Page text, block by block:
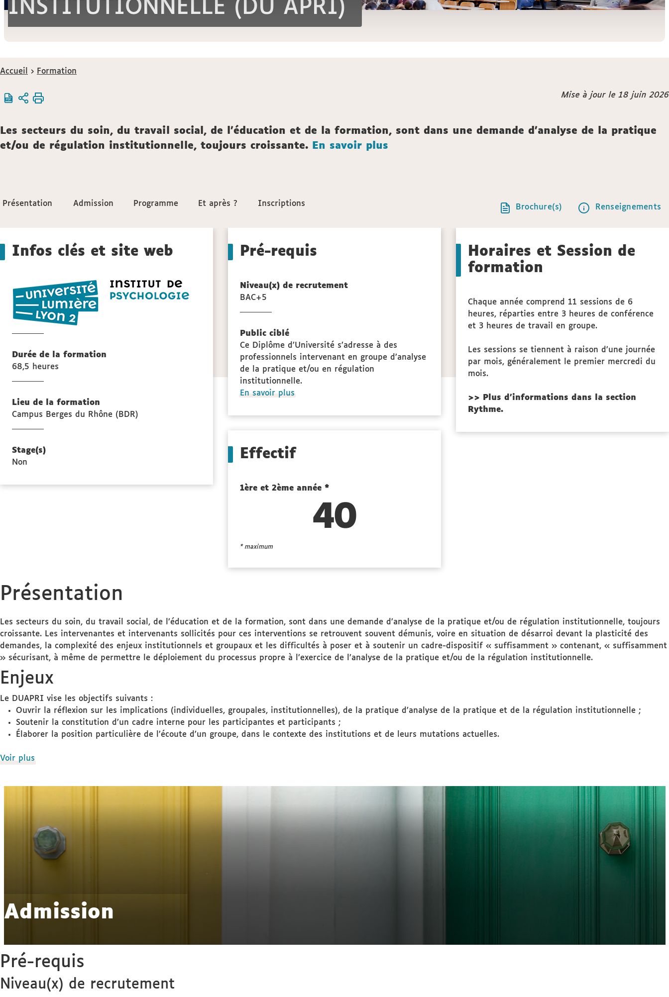
INSTITUTIONNELLE (DU APRI)
Vous
ici :
Accueil Formation
Mise à jour le 18 juin 2026
Description
Les secteurs du soin, du travail social, de l’éducation et de la formation, sont dans une demande d’analyse de la pratique
et/ou de régulation institutionnelle, toujours croissante.
En savoir plus
Accéder
sections
la
fiche
Présentation
Présentation Admission
Admission Programme
Programme Et après ?
Et après ? Inscriptions
Inscriptions
Call
to
Brochure(s) Renseignements
Détails
Infos clés et site web
de
Durée de la formation
68,5 heures
Lieu de la formation
Campus Berges du Rhône (BDR)
Stage(s)
Non
Pré-requis
Niveau(x) de recrutement
BAC+5
Public ciblé
Ce Diplôme d’Université s’adresse à des
professionnels intervenant en groupe d’analyse
de la pratique et/ou en régulation
institutionnelle.
En savoir plus
des
Effectif
1ère et 2ème année *
40
* maximum
Horaires et Session de
formation
Chaque année comprend 11 sessions de 6
heures, réparties entre 3 heures de conférence
et 3 heures de travail en groupe.
Les sessions se tiennent à raison d’une journée
par mois, généralement le premier mercredi du
mois.
>> Plus d'informations dans la section
Rythme.
Présentation
Les secteurs du soin, du travail social, de l’éducation et de la formation, sont dans une demande d’analyse de la pratique et/ou de régulation institutionnelle, toujours
croissante. Les intervenantes et intervenants sollicités pour ces interventions se retrouvent souvent démunis, voire en situation de désarroi devant la plasticité des
demandes, la complexité des enjeux institutionnels et groupaux et les difficultés à poser et à soutenir un cadre-dispositif « suffisamment » contenant, « suffisamment
» sécurisant, à même de permettre le déploiement du processus propre à l’exercice de l’analyse de la pratique et/ou de la régulation institutionnelle.
Enjeux
Le DUAPRI vise les objectifs suivants :
Ouvrir la réflexion sur les implications (individuelles, groupales, institutionnelles), de la pratique d’analyse de la pratique et de la régulation institutionnelle ;
Soutenir la constitution d’un cadre interne pour les participantes et participants ;
Élaborer la position particulière de l’écoute d’un groupe, dans le contexte des institutions et de leurs mutations actuelles.
Voir plus
Admission
Pré-requis
Niveau(x) de recrutement